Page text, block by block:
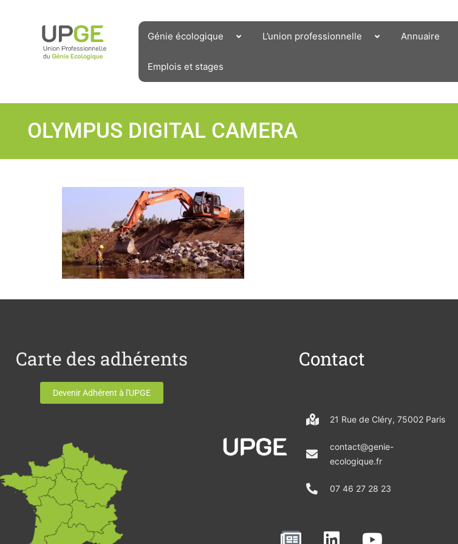
Génie écologique L’union professionnelle Annuaire
Emplois et stages
OLYMPUS DIGITAL CAMERA
Carte des adhérents
Devenir Adhérent à l'UPGE
Contact
21 Rue de Cléry, 75002 Paris
contact@genie-
ecologique.fr
07 46 27 28 23
N
L
Y